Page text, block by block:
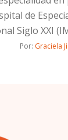
de
Siglo XXI
Mexicano
Por: Graciela